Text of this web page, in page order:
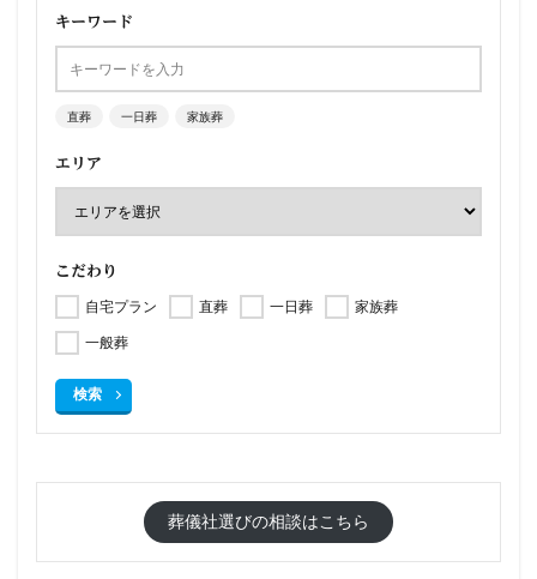
キーワード
直葬 一日葬 家族葬
エリア
こだわり
自宅プラン 直葬 一日葬
家族葬
一般葬
検索
葬儀社選びの相談はこちら